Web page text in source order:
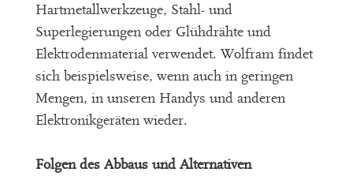
Hartmetallwerkzeuge, Stahl- und
Superlegierungen oder Glühdrähte und
Elektrodenmaterial verwendet. Wolfram findet
sich beispielsweise, wenn auch in geringen
Mengen, in unseren Handys und anderen
Elektronikgeräten wieder.
Folgen des Abbaus und Alternativen